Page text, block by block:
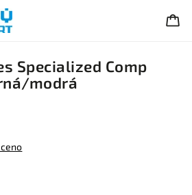
Specialized Comp
modrá